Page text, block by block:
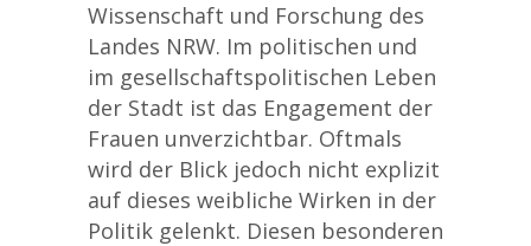
Wissenschaft und Forschung des
Landes NRW. Im politischen und
im gesellschaftspolitischen Leben
der Stadt ist das Engagement der
Frauen unverzichtbar. Oftmals
wird der Blick jedoch nicht explizit
auf dieses weibliche Wirken in der
Politik gelenkt. Diesen besonderen